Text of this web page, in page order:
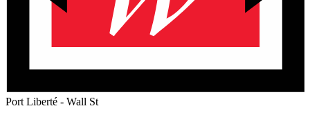
Port Liberté - Wall St